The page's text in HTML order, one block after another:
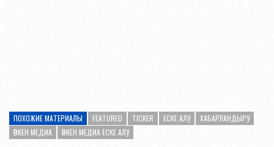
ПОХОЖИЕ МАТЕРИАЛЫ FEATURED TICKER ЕСКЕ АЛУ
ХАБАРЛАНДЫРУ
ӨРКЕН МЕДИА
ӨРКЕН МЕДИА ЕСКЕ АЛУ